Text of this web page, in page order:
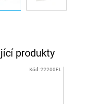
produkty
Kód:22200FL